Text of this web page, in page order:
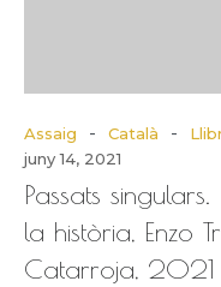
Assaig - Català -
juny 14, 2021
Passats
la història, Enzo
Catarroja, 2021